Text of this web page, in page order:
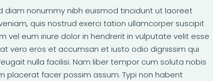
diam nonummy nibh euismod tincidunt ut laoreet
quis nostrud exerci tation ullamcorper suscipit
vel eum iriure dolor in hendrerit in vulputate velit esse
vero eros et accumsan et iusto odio dignissim qui
nulla facilisi. Nam liber tempor cum soluta nobis
placerat facer possim assum. Typi non habent